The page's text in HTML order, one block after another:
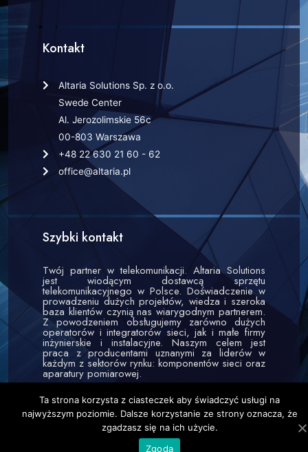
Kontakt
Altaria Solutions Sp. z o.o.
Swede Center
Al. Jerozolimskie 56c
00-803 Warszawa
+48 22 630 21 60 - 62
office@altaria.pl
Szybki kontakt
Twój partner w telekomunikacji. Altaria Solutions
jest wiodącym dostawcą sprzętu
telekomunikacyjnego w Polsce. Doświadczenie w
prowadzeniu dużych projektów, wiedza i szeroka
baza klientów czynią nas wiarygodnym partnerem.
Z powodzeniem obsługujemy zarówno dużych
operatorów i integratorów sieci, jak i małe firmy
inżynierskie i instalacyjne. Naszym celem jest
praca z producentami uznanymi za liderów w
każdym z sektorów rynku: komponentów sieci oraz
aparatury pomiarowej.
Ta strona korzysta z ciasteczek aby świadczyć usługi na
najwyższym poziomie. Dalsze korzystanie ze strony oznacza, że
zgadzasz się na ich użycie.
Zgoda